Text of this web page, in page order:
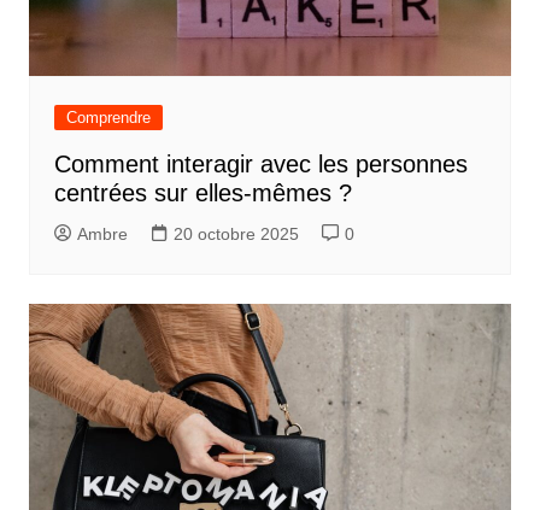
Comprendre
Comment interagir avec les personnes
centrées sur elles-mêmes ?
Ambre 20 octobre 2025 0